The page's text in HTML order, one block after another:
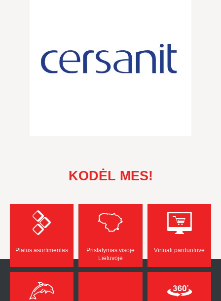
KODĖL MES!
Platus asortimentas
Pristatymas visoje
Lietuvoje
Virtuali parduotuvė